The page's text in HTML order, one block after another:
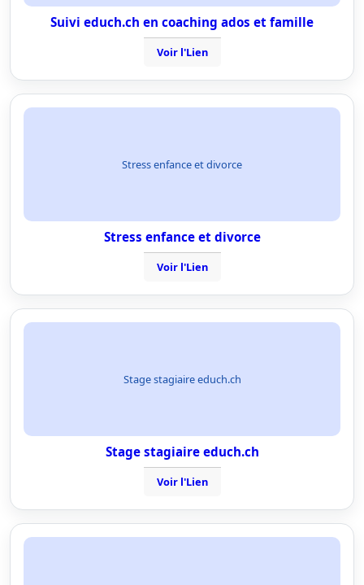
Suivi educh.ch en coaching ados et famille
Voir l'Lien
Stress enfance et divorce
Stress enfance et divorce
Voir l'Lien
Stage stagiaire educh.ch
Stage stagiaire educh.ch
Voir l'Lien